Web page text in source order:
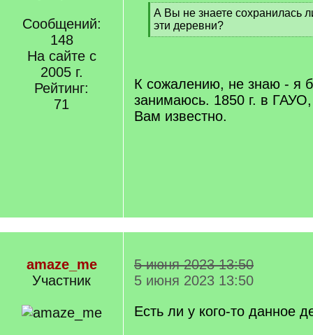
Сообщений:
148
На сайте с
2005 г.
Рейтинг:
71
[
q
]
А Вы не знаете сохранилась
эти деревни?
[
К сожалению, не знаю - я
занимаюсь. 1850 г. в
Вам известно.
amaze_me
Участник
5 июня 2023 13:50
5 июня 2023 13:50
Есть ли у кого-то данное